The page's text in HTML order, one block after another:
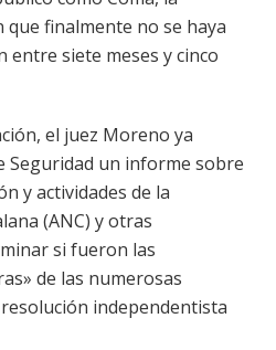
que finalmente no se haya
entre siete meses y cinco
el juez Moreno ya
Seguridad un informe sobre
y actividades de la
(ANC) y otras
si fueron las
de las numerosas
independentista